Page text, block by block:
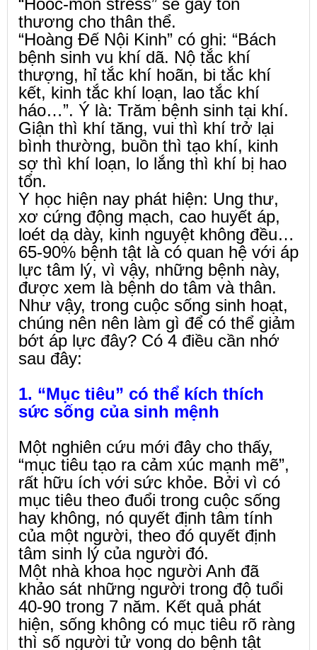
“Hoóc-môn stress” sẽ gây tổn
thương cho thân thể.
“Hoàng Đế Nội Kinh” có ghi: “Bách
bệnh sinh vu khí dã. Nộ tắc khí
thượng, hỉ tắc khí hoãn, bi tắc khí
kết, kinh tắc khí loạn, lao tắc khí
háo…”. Ý là: Trăm bệnh sinh tại khí.
Giận thì khí tăng, vui thì khí trở lại
bình thường, buồn thì tạo khí, kinh
sợ thì khí loạn, lo lắng thì khí bị hao
tổn.
Y học hiện nay phát hiện: Ung thư,
xơ cứng động mạch, cao huyết áp,
loét dạ dày, kinh nguyệt không đều…
65-90% bệnh tật là có quan hệ với áp
lực tâm lý, vì vậy, những bệnh này,
được xem là bệnh do tâm và thân.
Như vậy, trong cuộc sống sinh hoạt,
chúng nên nên làm gì để có thể giảm
bớt áp lực đây? Có 4 điều cần nhớ
sau đây:
1. “Mục tiêu” có thể kích thích
sức sống của sinh mệnh
Một nghiên cứu mới đây cho thấy,
“mục tiêu tạo ra cảm xúc mạnh mẽ”,
rất hữu ích với sức khỏe. Bởi vì có
mục tiêu theo đuổi trong cuộc sống
hay không, nó quyết định tâm tính
của một người, theo đó quyết định
tâm sinh lý của người đó.
Một nhà khoa học người Anh đã
khảo sát những người trong độ tuổi
40-90 trong 7 năm. Kết quả phát
hiện, sống không có mục tiêu rõ ràng
thì số người tử vong do bệnh tật